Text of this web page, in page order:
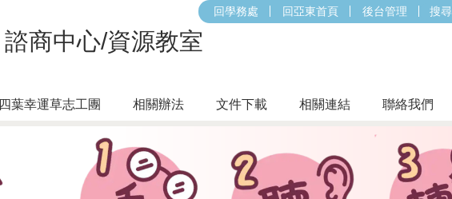
諮商中心/資源教室
回學務處 回亞東首頁 後台管理 搜尋
四葉幸運草志工團 相關辦法 文件下載 相關連結 聯絡我們